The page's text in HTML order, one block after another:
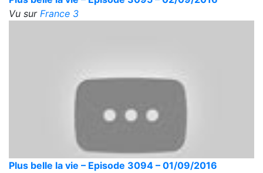
Vu sur France 3
Plus belle la vie – Episode 3094 – 01/09/2016